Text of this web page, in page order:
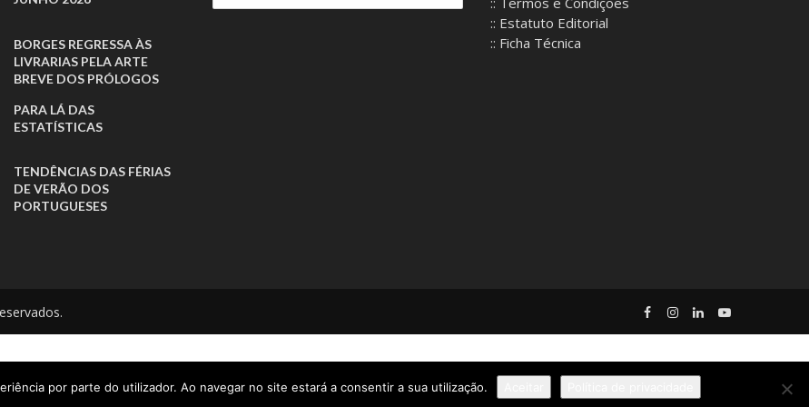
BORGES REGRESSA ÀS
LIVRARIAS PELA ARTE
BREVE DOS PRÓLOGOS
PARA LÁ DAS
ESTATÍSTICAS
TENDÊNCIAS DAS FÉRIAS
DE VERÃO DOS
PORTUGUESES
:: Estatuto Editorial
:: Ficha Técnica
por parte do utilizador. Ao navegar no site estará a consentir a sua utilização.